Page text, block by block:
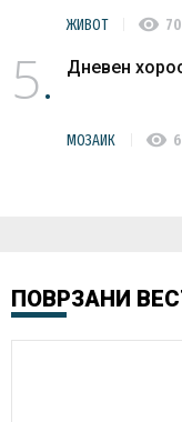
ЖИВОТ visibility
5 Дневен
МОЗАИК visibility
ПОВРЗАНИ